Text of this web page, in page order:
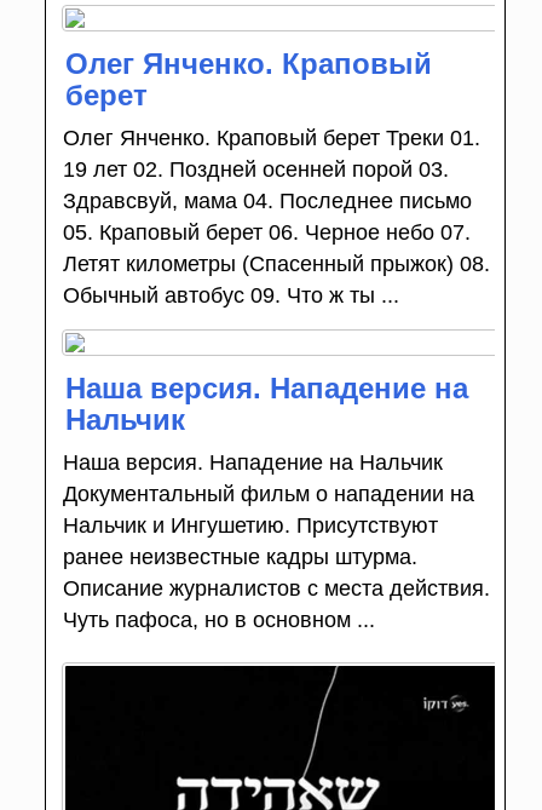
Олег Янченко. Краповый
берет
Олег Янченко. Краповый берет Треки 01.
19 лет 02. Поздней осенней порой 03.
Здравсвуй, мама 04. Последнее письмо
05. Краповый берет 06. Черное небо 07.
Летят километры (Спасенный прыжок) 08.
Обычный автобус 09. Что ж ты ...
Наша версия. Нападение на
Нальчик
Наша версия. Нападение на Нальчик
Документальный фильм о нападении на
Нальчик и Ингушетию. Присутствуют
ранее неизвестные кадры штурма.
Описание журналистов с места действия.
Чуть пафоса, но в основном ...